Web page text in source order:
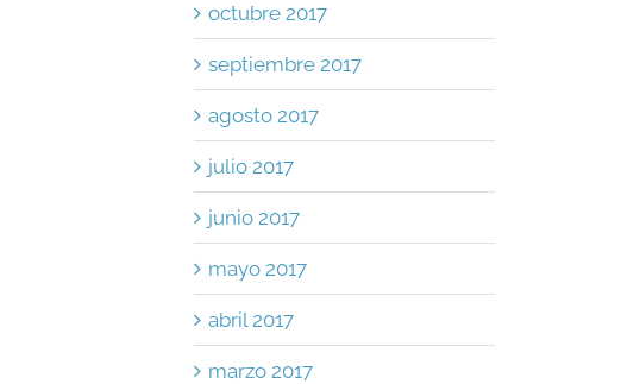
octubre 2017
septiembre 2017
agosto 2017
julio 2017
junio 2017
mayo 2017
abril 2017
marzo 2017